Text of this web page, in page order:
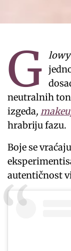
G lowy
neutralnih
izgeda,
hrabriju fazu.
Boje se
autentičnost